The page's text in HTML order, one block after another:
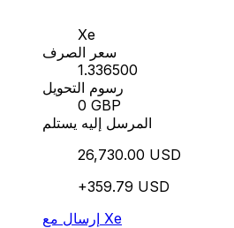
Xe
سعر الصرف
1.336500
رسوم التحويل
0 GBP
المرسل إليه يستلم
26,730.00 USD
+359.79 USD
إرسال مع Xe